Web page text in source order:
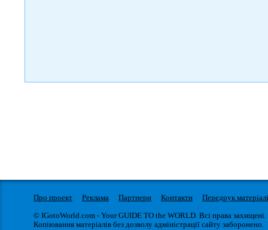
Про проект Реклама Партнери Контакти
Передрук
© IGotoWorld.com - Your GUIDE TO the WORLD. Всі права захищені.
Копіювання матеріалів без дозволу адміністрації сайту заборонено.